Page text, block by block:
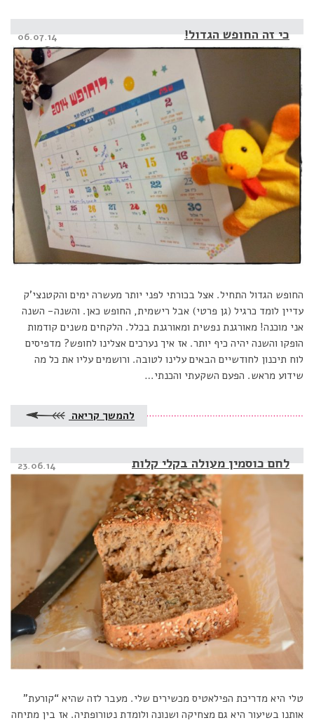
כי זה החופש הגדול! Posted
on
06.07.14
החופש הגדול התחיל. אצל בכורתי לפני יותר מעשרה ימים והקטנצי’ק
עדיין לומד כרגיל (גן פרטי) אבל רישמית, החופש כאן. והשנה- השנה
אני מוכנה! מאורגנת נפשית ומאורגנת בכלל. הלקחים משנים קודמות
הופקו והשנה יהיה כיף יותר. אז איך נערכים אצלינו לחופש? מדפיסים
לוח תיכנון לחודשיים הבאים עלינו לטובה. ורושמים עליו את כל מה
שידוע מראש. הפעם השקעתי והכנתי…
להמשך קריאה
לחם כוסמין מעולה בקלי קלות Posted
on
23.06.14
טלי היא מדריכת הפילאטיס מכשירים שלי. מעבר לזה שהיא “קורעת”
אותנו בשיעור היא גם מצחיקה ושנונה ולומדת נטורופתיה. אז בין מתיחה